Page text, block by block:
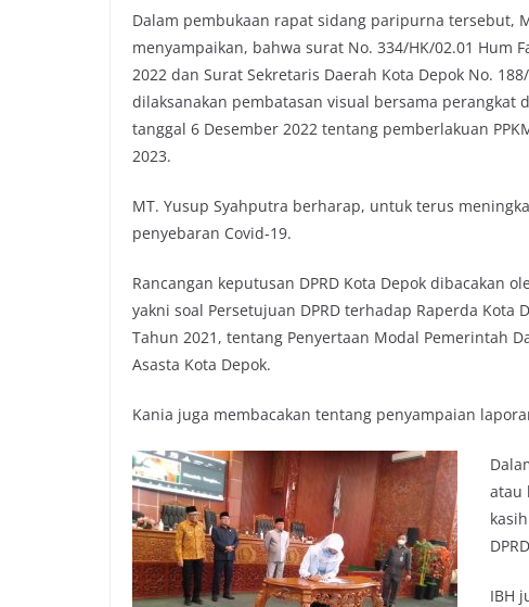
Dalam pembukaan rapat sidang paripurna tersebut,
menyampaikan, bahwa surat No. 334/HK/02.01 Hum
2022 dan Surat Sekretaris Daerah Kota Depok No.
dilaksanakan pembatasan visual bersama perangkat
tanggal 6 Desember 2022 tentang pemberlakuan
2023.
MT. Yusup Syahputra berharap, untuk terus
penyebaran Covid-19.
Rancangan keputusan DPRD Kota Depok dibacakan
yakni soal Persetujuan DPRD terhadap Raperda Kota
Tahun 2021, tentang Penyertaan Modal Pemerintah
Asasta Kota Depok.
Kania juga membacakan tentang penyampaian
atau
IBH